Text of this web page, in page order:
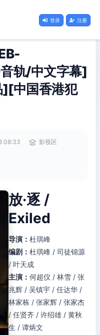
登录 注册
轨/中文字幕]
中国香港犯
08:33
影视区
放·逐 /
Exiled
导演： 杜琪峰
编剧： 杜琪峰 / 司徒锦源
/ 叶天成
主演： 何超仪 / 林雪 / 张
兆辉 / 吴镇宇 / 任达华 /
林家栋 / 张家辉 / 张家杰
/ 任贤齐 / 许绍雄 / 黄秋
生 / 谭炳文